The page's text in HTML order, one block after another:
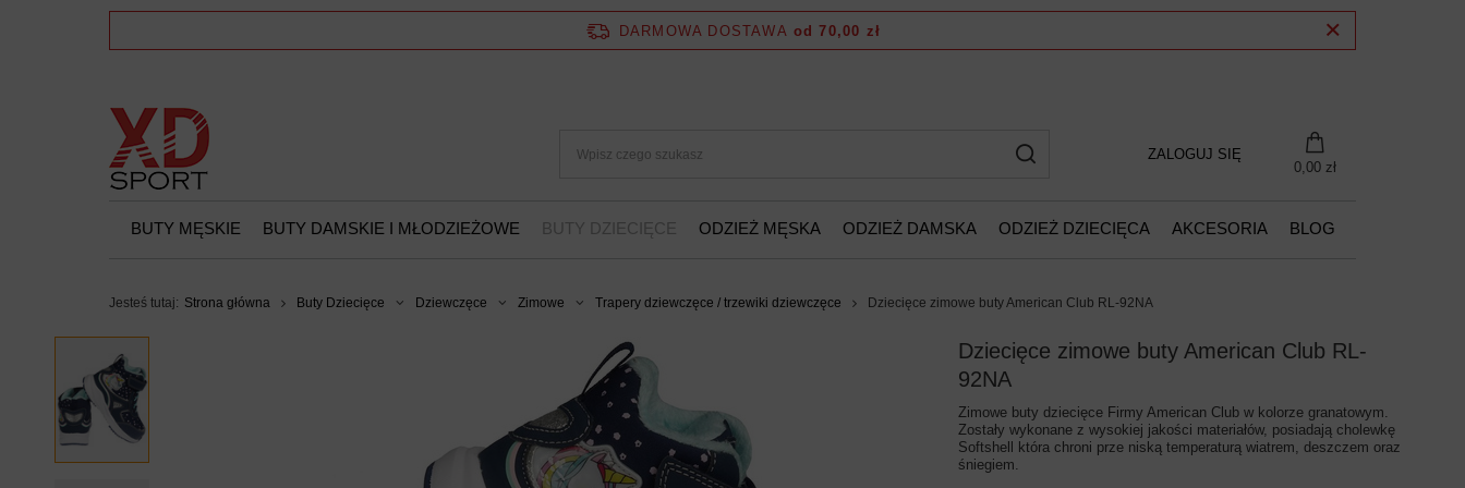
DARMOWA DOSTAWA od 70,00 zł
ZALOGUJ SIĘ
0,00 zł
BUTY MĘSKIE BUTY DAMSKIE I MŁODZIEŻOWE BUTY DZIECIĘCE ODZIEŻ MĘSKA ODZIEŻ DAMSKA ODZIEŻ DZIECIĘCA AKCESORIA BLOG
Jesteś tutaj: Strona główna Buty Dziecięce Dziewczęce Zimowe Trapery dziewczęce / trzewiki dziewczęce Dziecięce zimowe buty American Club RL-92NA
Dziecięce zimowe buty American Club RL-
92NA
Zimowe buty dziecięce Firmy American Club w kolorze granatowym.
Zostały wykonane z wysokiej jakości materiałów, posiadają cholewkę
Softshell która chroni prze niską temperaturą wiatrem, deszczem oraz
śniegiem.